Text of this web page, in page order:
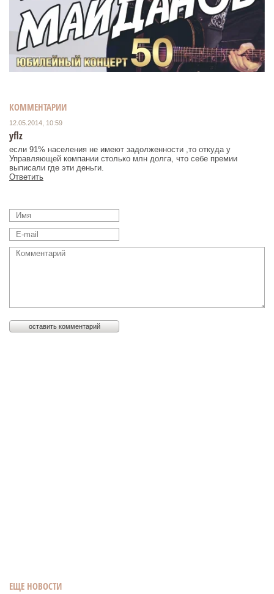
ЕЩЕ НОВОСТИ
КОММЕНТАРИИ
12.05.2014, 10:59
yflz
если 91% населения не имеют задолженности ,то откуда у
Управляющей компании столько млн долга, что себе премии
выписали где эти деньги.
Ответить